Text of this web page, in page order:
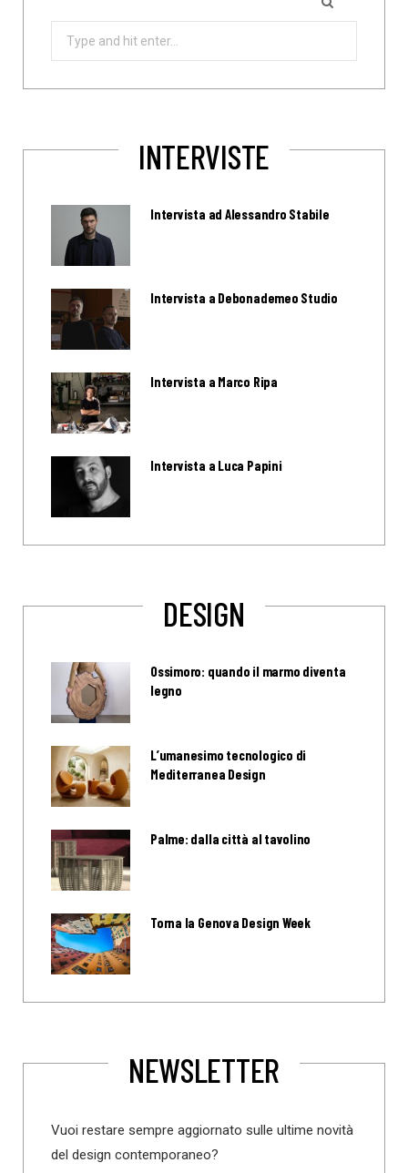
Search
INTERVISTE
Intervista ad Alessandro Stabile
Intervista a Debonademeo Studio
Intervista a Marco Ripa
Intervista a Luca Papini
DESIGN
Ossimoro: quando il marmo diventa
legno
L’umanesimo tecnologico di
Mediterranea Design
Palme: dalla città al tavolino
Torna la Genova Design Week
NEWSLETTER
Vuoi restare sempre aggiornato sulle ultime novità
del design contemporaneo?